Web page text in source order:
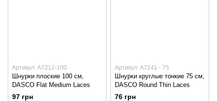
Артикул: А7212-100
Шнурки плоские 100 см,
DASCO Flat Medium Laces
97 грн
Артикул: А7241 - 75
Шнурки круглые тонкие 75 см,
DASCO Round Thin Laces
76 грн